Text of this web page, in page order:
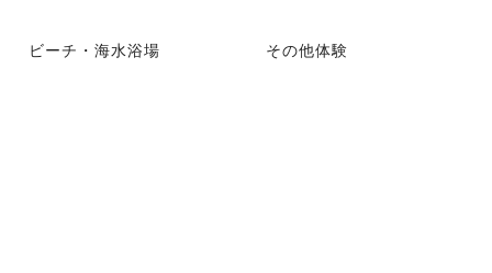
ビーチ・海水浴場 その他体験